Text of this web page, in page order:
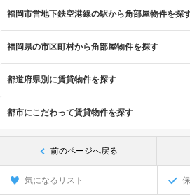
福岡市営地下鉄空港線の駅から角部屋物件を探
福岡県の市区町村から角部屋物件を探す
都道府県別に賃貸物件を探す
都市にこだわって賃貸物件を探す
前のページへ戻る
気になるリスト